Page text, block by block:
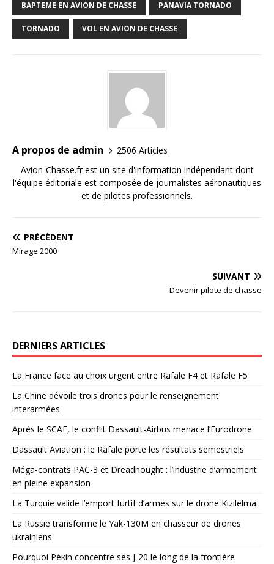
BAPTEME EN AVION DE CHASSE PANAVIA TORNADO
TORNADO VOL EN AVION DE CHASSE
A propos de admin
2506 Articles
Avion-Chasse.fr est un site d'information indépendant dont
l'équipe éditoriale est composée de journalistes aéronautiques
et de pilotes professionnels.
PRÉCÉDENT
Mirage 2000
SUIVANT
Devenir pilote de chasse
DERNIERS ARTICLES
La France face au choix urgent entre Rafale F4 et Rafale F5
La Chine dévoile trois drones pour le renseignement
interarmées
Après le SCAF, le conflit Dassault-Airbus menace l’Eurodrone
Dassault Aviation : le Rafale porte les résultats semestriels
Méga-contrats PAC-3 et Dreadnought : l’industrie d’armement
en pleine expansion
La Turquie valide l’emport furtif d’armes sur le drone Kızılelma
La Russie transforme le Yak-130M en chasseur de drones
ukrainiens
Pourquoi Pékin concentre ses J-20 le long de la frontière